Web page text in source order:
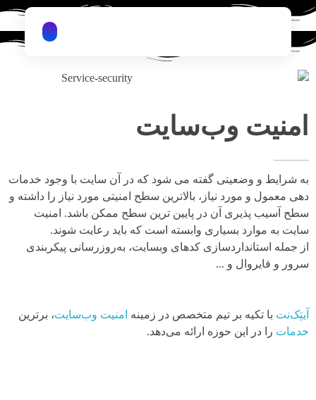
امنیت وب‌سایت
به شرایط و وضعیتی گفته می شود که در آن سایت با وجود خدمات
دهی معمول و مورد نیاز، بالاترین سطح امنیتی مورد نیاز را داشته و
سطح آسیب پذیری آن در پایین ترین سطح ممکن باشد. امنیت
سایت به موارد بسیاری وابسته است که باید رعایت شوند.
از جمله استانداردسازی کدهای وبسایت، به‌روزرسانی پیکربندی
سرور و فایروال و ...
آیتِک‌نت با تکیه بر تیم متخصص در زمینه امنیت وب‌سایت، برترین
خدمات را در این حوزه ارائه می‌دهد.